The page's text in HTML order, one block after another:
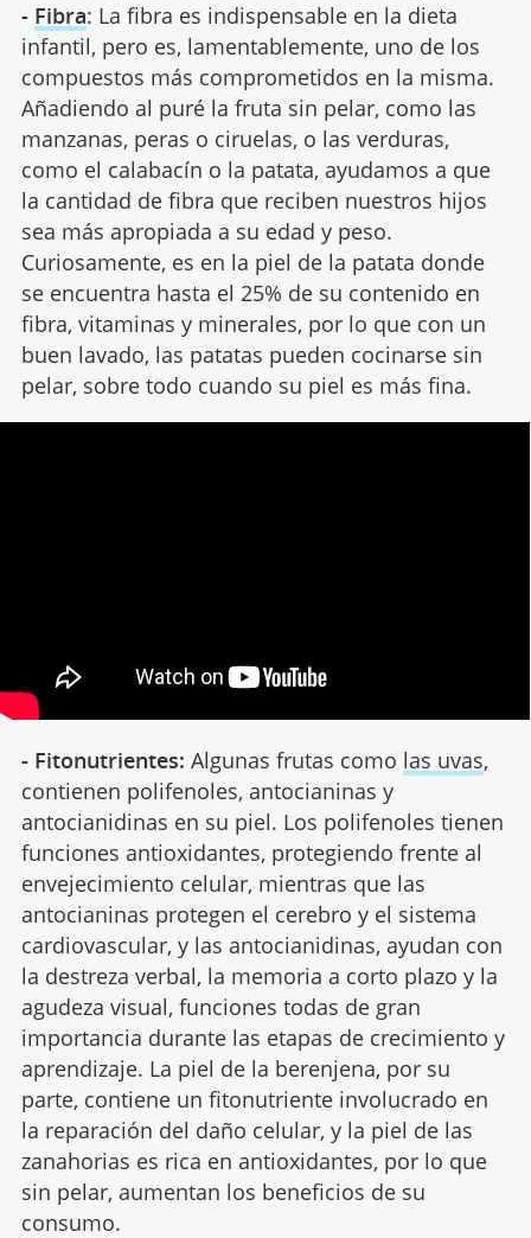
- Fibra: La fibra es indispensable en la dieta
infantil, pero es, lamentablemente, uno de los
compuestos más comprometidos en la misma.
Añadiendo al puré la fruta sin pelar, como las
manzanas, peras o ciruelas, o las verduras,
como el calabacín o la patata, ayudamos a que
la cantidad de fibra que reciben nuestros hijos
sea más apropiada a su edad y peso.
Curiosamente, es en la piel de la patata donde
se encuentra hasta el 25% de su contenido en
fibra, vitaminas y minerales, por lo que con un
buen lavado, las patatas pueden cocinarse sin
pelar, sobre todo cuando su piel es más fina.
- Fitonutrientes: Algunas frutas como las uvas,
contienen polifenoles, antocianinas y
antocianidinas en su piel. Los polifenoles tienen
funciones antioxidantes, protegiendo frente al
envejecimiento celular, mientras que las
antocianinas protegen el cerebro y el sistema
cardiovascular, y las antocianidinas, ayudan con
la destreza verbal, la memoria a corto plazo y la
agudeza visual, funciones todas de gran
importancia durante las etapas de crecimiento y
aprendizaje. La piel de la berenjena, por su
parte, contiene un fitonutriente involucrado en
la reparación del daño celular, y la piel de las
zanahorias es rica en antioxidantes, por lo que
sin pelar, aumentan los beneficios de su
consumo.